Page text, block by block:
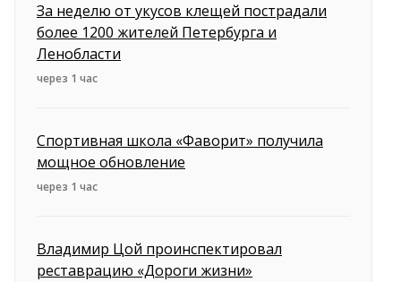
За неделю от укусов клещей пострадали
более 1200 жителей Петербурга и
Ленобласти
через 1 час
Спортивная школа «Фаворит» получила
мощное обновление
через 1 час
Владимир Цой проинспектировал
реставрацию «Дороги жизни»